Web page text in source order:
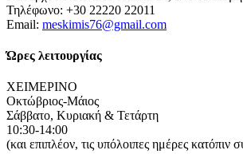
Τηλέφωνο: +30 22220 22011
Email: meskimis76@gmail.com
Ώρες λειτουργίας
ΧΕΙΜΕΡΙΝΟ
Οκτώβριος-Μάιος
Σάββατο, Κυριακή & Τετάρτη
10:30-14:00
(και επιπλέον, τις υπόλοιπες ημέρες κατόπιν